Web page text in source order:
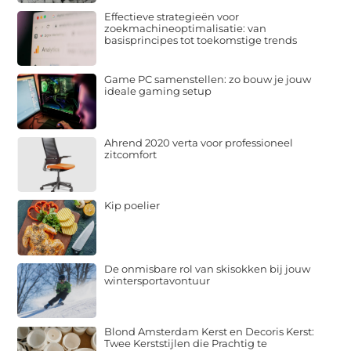
Effectieve strategieën voor
zoekmachineoptimalisatie: van
basisprincipes tot toekomstige trends
Game PC samenstellen: zo bouw je jouw
ideale gaming setup
Ahrend 2020 verta voor professioneel
zitcomfort
Kip poelier
De onmisbare rol van skisokken bij jouw
wintersportavontuur
Blond Amsterdam Kerst en Decoris Kerst:
Twee Kerststijlen die Prachtig te